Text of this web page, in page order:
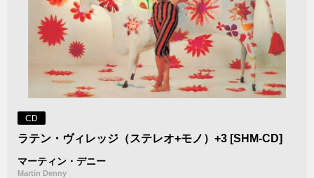
CD
ラテン・ヴィレッジ（ステレオ+モノ）+3 [SHM-CD]
マーティン・デニー
Martin Denny